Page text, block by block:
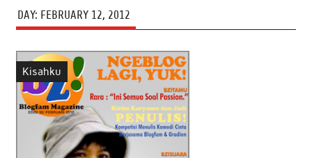
DAY: FEBRUARY 12, 2012
Kisahku